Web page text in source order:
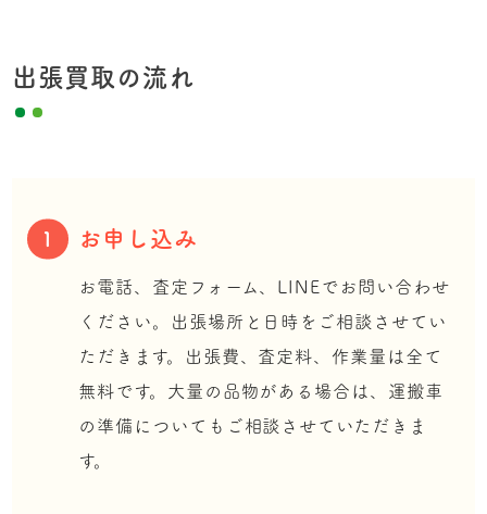
出張買取の流れ
1 お申し込み
お電話、査定フォーム、LINEでお問い合わせ
ください。出張場所と日時をご相談させてい
ただきます。出張費、査定料、作業量は全て
無料です。大量の品物がある場合は、運搬車
の準備についてもご相談させていただきま
す。